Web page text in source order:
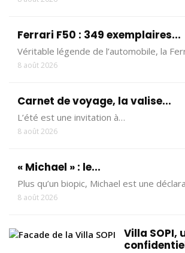
Ferrari F50 : 349 exemplaires...
Véritable légende de l’automobile, la
8 août 2026
Carnet de voyage, la valise...
L’été est une invitation à…
8 août 2026
« Michael » : le...
Plus qu’un biopic, Michael est une
8 août 2026
Villa SOPI,